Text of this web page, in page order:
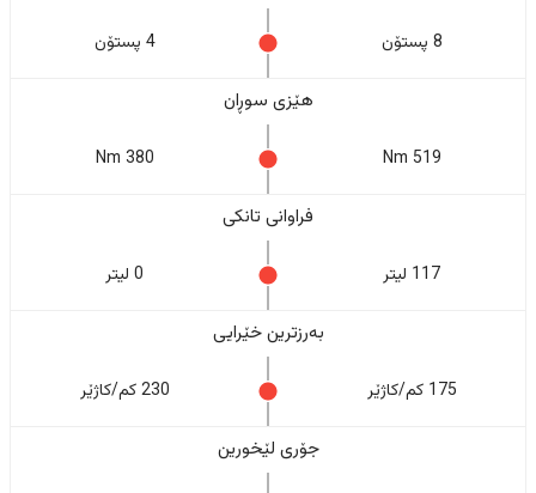
8 پستۆن 4 پستۆن
هێزی سوڕان
519 Nm
380 Nm
فراوانی تانکی
117 لیتر 0 لیتر
بەرزترین خێرایی
175 کم/کاژێر 230 کم/کاژێر
جۆری لێخورین